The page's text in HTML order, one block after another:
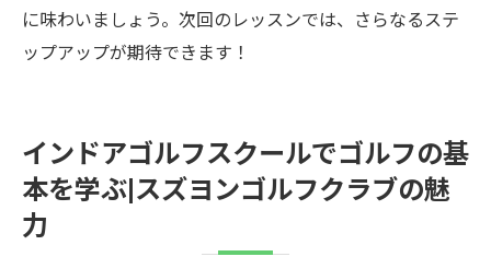
に味わいましょう。次回のレッスンでは、さらなるステ
ップアップが期待できます！
インドアゴルフスクールでゴルフの基
本を学ぶ|スズヨンゴルフクラブの魅
力